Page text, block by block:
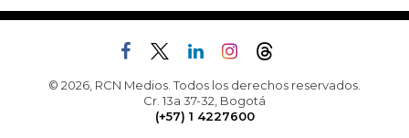
© 2026, RCN Medios. Todos los derechos reservados.
Cr. 13a 37-32, Bogotá
(+57) 1 4227600